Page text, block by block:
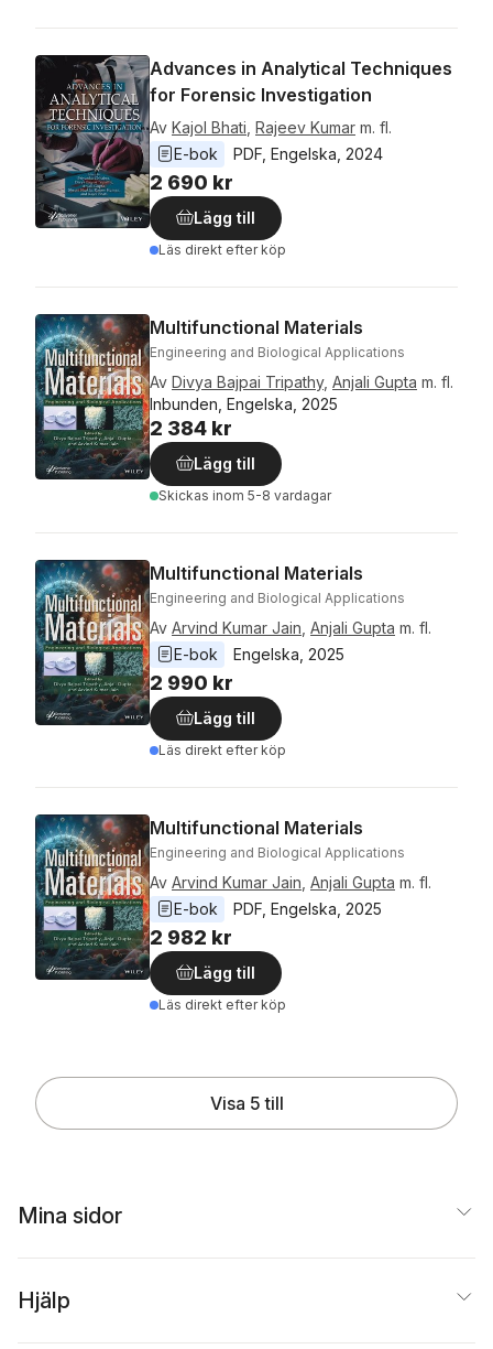
Advances in Analytical Techniques
for Forensic Investigation
Av Kajol Bhati Rajeev Kumar m. fl.
E-bok
PDF Engelska 2024
2 690 kr
Lägg till
Läs direkt efter köp
Multifunctional Materials
Engineering and Biological Applications
Av Divya Bajpai Tripathy, Anjali Gupta m. fl.
Inbunden, Engelska, 2025
2 384 kr
Lägg till
Skickas inom 5-8 vardagar
Multifunctional Materials
Engineering and Biological Applications
Av Arvind Kumar Jain Anjali Gupta m. fl.
E-bok
Engelska 2025
2 990 kr
Lägg till
Läs direkt efter köp
Multifunctional Materials
Engineering and Biological Applications
Av Arvind Kumar Jain Anjali Gupta m. fl.
E-bok
PDF Engelska 2025
2 982 kr
Lägg till
Läs direkt efter köp
Visa 5 till
Mina sidor
Hjälp